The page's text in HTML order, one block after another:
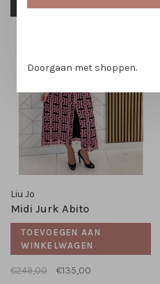
-46%
Liu Jo
Midi Jurk Abito
TOEVOEGEN AAN
WINKELWAGEN
€249,00
€135,00
Doorgaan met shoppen.